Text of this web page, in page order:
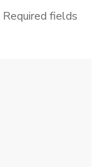
Required fields